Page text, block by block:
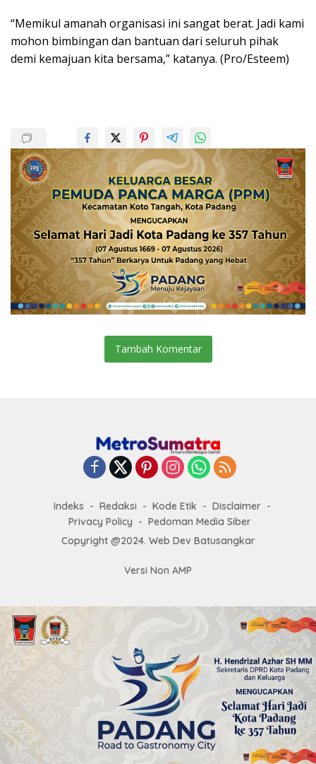
“Memikul amanah organisasi ini sangat berat. Jadi kami
mohon bimbingan dan bantuan dari seluruh pihak
demi kemajuan kita bersama,” katanya. (Pro/Esteem)
Tambah Komentar
Indeks Redaksi Kode Etik
Disclaimer
Privacy Policy
Pedoman Media Siber
Copyright @2024. Web Dev Batusangkar
Versi Non AMP